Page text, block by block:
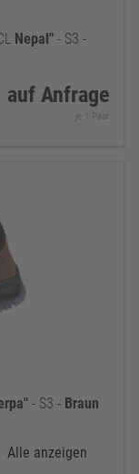
Nepal" - S3 -
auf Anfrage
je 1 Paar
- S3 - Braun
Alle anzeigen